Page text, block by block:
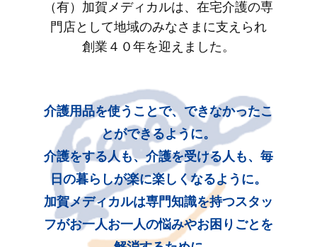
（有）加賀メディカルは、在宅介護の専
門店として地域のみなさまに支えられ
創業４０年を迎えました。
介護用品を使うことで、できなかったこ
とができるように。
介護をする人も、介護を受ける人も、毎
日の暮らしが楽に楽しくなるように。
加賀メディカルは専門知識を持つスタッ
フがお一人お一人の悩みやお困りごとを